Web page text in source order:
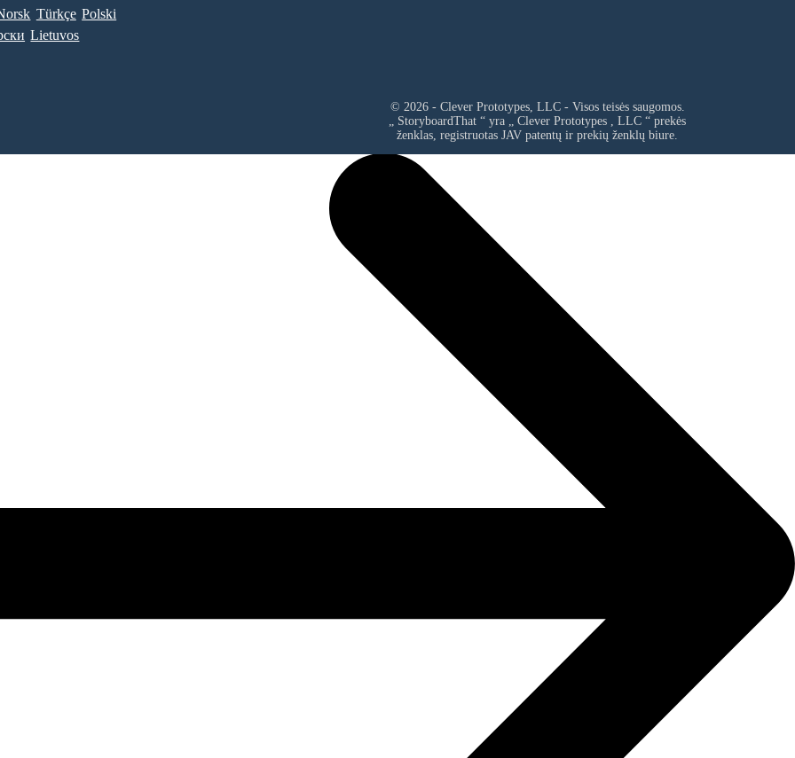
Türkçe Polski
Lietuvos
© 2026 - Clever Prototypes, LLC - Visos teisės saugomos.
„ StoryboardThat “ yra „ Clever Prototypes , LLC “ prekės
ženklas, registruotas JAV patentų ir prekių ženklų biure.